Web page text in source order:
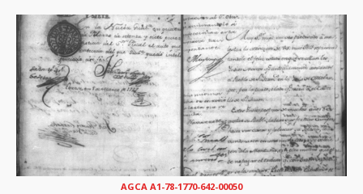
AGCA A1-78-1770-642-00050